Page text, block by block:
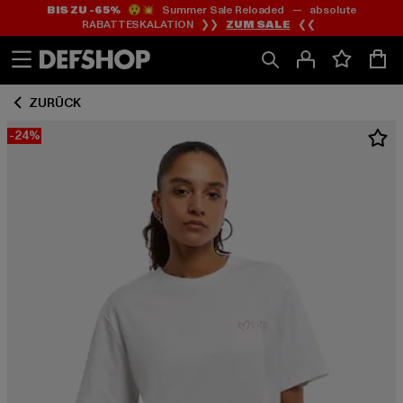
Zum
Inhalt
springen
Zum
Fußzeile
springen
BIS ZU -65%😲💥 Summer Sale Reloaded — absolute
RABATTESKALATION ❯❯ ZUM SALE ❮❮
ZURÜCK
-24%